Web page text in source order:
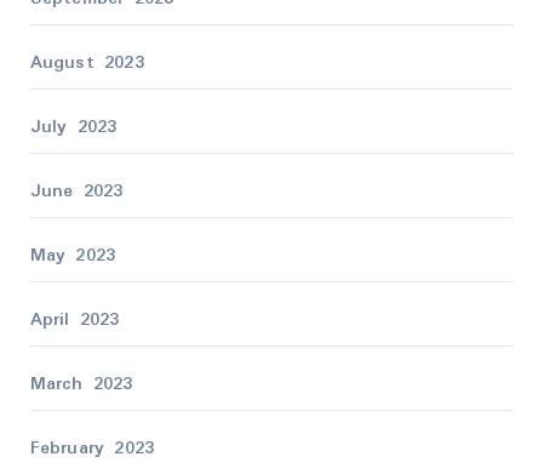
August 2023
July 2023
June 2023
May 2023
April 2023
March 2023
February 2023